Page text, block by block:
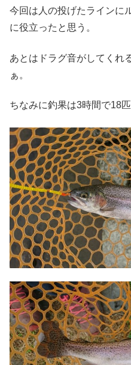
今回は人の投げたラインに
に役立ったと思う。
あとはドラグ音がしてくれ
ぁ。
ちなみに釣果は3時間で18匹